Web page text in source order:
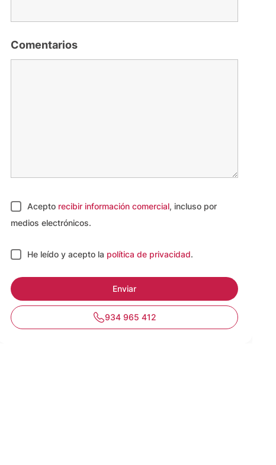
Comentarios
Acepto recibir información comercial, incluso por
medios electrónicos.
He leído y acepto la política de privacidad.
934 965 412